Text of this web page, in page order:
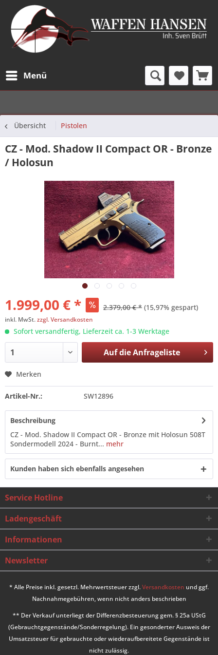
Menü
Übersicht Pistolen
CZ - Mod. Shadow II Compact OR - Bronze
/ Holosun
1.999,00 € * 2.379,00 € * (15,97% gespart)
inkl. MwSt.zzgl. Versandkosten
Sofort versandfertig, Lieferzeit ca. 1-3 Werktage
Auf dieAnfrageliste
Merken
Artikel-Nr.: SW12896
Beschreibung
CZ - Mod. Shadow II Compact OR - Bronze mit Holosun 508T
Sondermodell 2024 - Burnt... mehr
Kunden haben sich ebenfalls angesehen
Service Hotline
Ladengeschäft
Informationen
Newsletter
* Alle Preise inkl. gesetzl. Mehrwertsteuer zzgl.Versandkosten und ggf.
Nachnahmegebühren, wenn nicht anders beschrieben
** Der Verkauf unterliegt der Differenzbesteuerung gem. § 25a UStG
(Gebrauchtgegenstände/Sonderregelung). Ein gesonderter Ausweis der
Umsatzsteuer für gebrauchte oder wiederaufbereitete Gegenstände ist
nicht zulässig.